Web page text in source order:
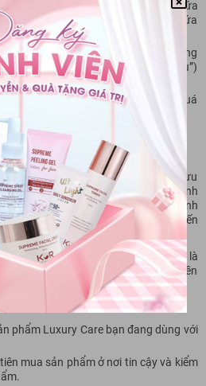
thành phần thiên nhiên, không chứa
xà phòng (soap-free), không chứa
Cảnh giác với những quảng cáo "công
viêm hoàn toàn”, “khỏi ngay lần đầu”)
bác sĩ.
Không lạm dụng dung dịch vệ sinh quá
dùng 1-2 lần/ngày.
vệ sinh Luxury Care bị đình chỉ lưu
chỉ tiêu vi sinh vật là lời cảnh tỉnh
cả người tiêu dùng sản phẩm vệ sinh
sản phẩm tưởng chừng phổ biến
lượng.
nữ không chỉ là vấn đề cá nhân mà là
người đều có trách nhiệm và quyền
phẩm Luxury Care bạn đang dùng với
mua sản phẩm ở nơi tin cậy và kiểm